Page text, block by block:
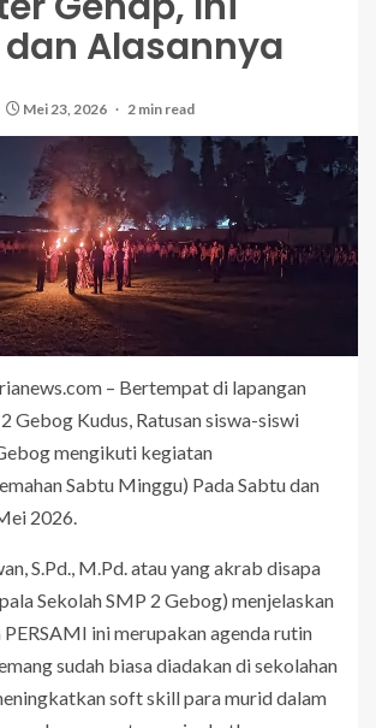
Alasannya
Mei 23, 2026 2 min read
– Bertempat di lapangan
Gebog Kudus, Ratusan siswa-siswi
mengikuti kegiatan
Sabtu Minggu) Pada Sabtu dan
2026.
S.Pd., M.Pd. atau yang akrab disapa
Sekolah SMP 2 Gebog) menjelaskan
ini merupakan agenda rutin
sudah biasa diadakan di sekolahan
soft skill para murid dalam